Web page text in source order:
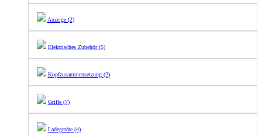
Anzeige (2)
Elektrisches Zubehör (5)
Kopfzusammensetzung (2)
Griffe (7)
Ladegeräte (4)